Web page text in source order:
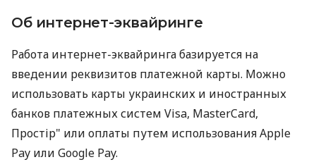
Об интернет-эквайринге
Работа интернет-эквайринга базируется на
введении реквизитов платежной карты. Можно
использовать карты украинских и иностранных
банков платежных систем Visa, MasterCard,
Простір" или оплаты путем использования Apple
Pay или Google Pay.